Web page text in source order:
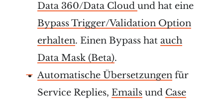
Data 360/Data Cloud und hat eine
Bypass Trigger/Validation Option
erhalten. Einen Bypass hat auch
Data Mask (Beta).
Automatische Übersetzungen für
Service Replies, Emails und Case